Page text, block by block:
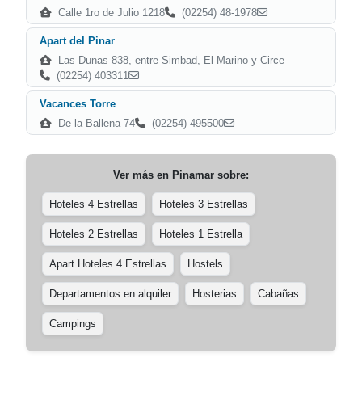
Calle 1ro de Julio 1218
(02254) 48-1978
Apart del Pinar
Las Dunas 838, entre Simbad, El Marino y Circe
(02254) 403311
Vacances Torre
De la Ballena 74
(02254) 495500
Ver más en Pinamar sobre:
Hoteles 4 Estrellas Hoteles 3 Estrellas
Hoteles 2 Estrellas Hoteles 1 Estrella
Apart Hoteles 4 Estrellas Hostels
Departamentos en alquiler Hosterias Cabañas
Campings